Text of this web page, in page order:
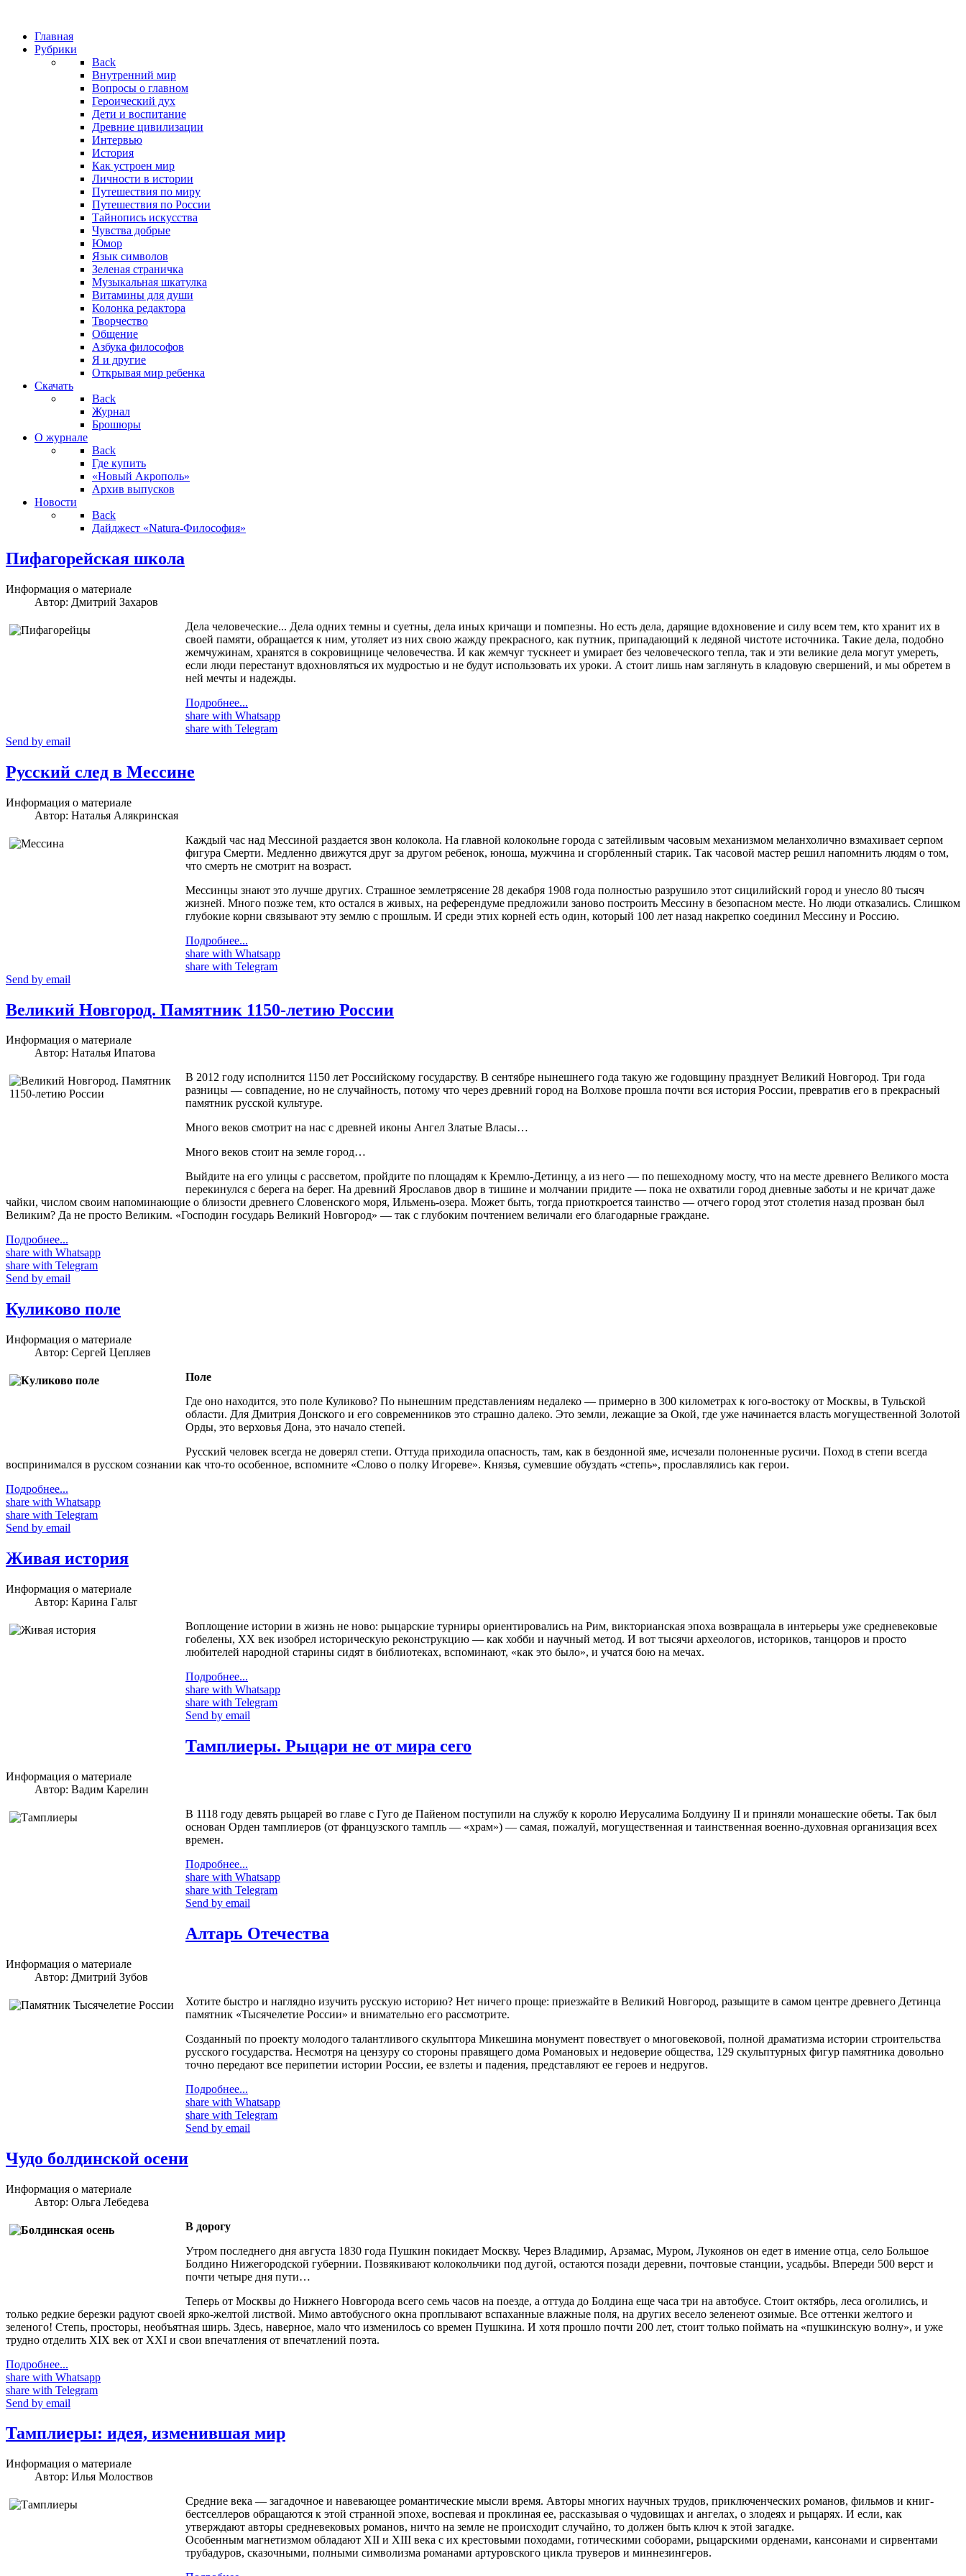
Главная
Рубрики
Back
Внутренний мир
Вопросы о главном
Героический дух
Дети и воспитание
Древние цивилизации
Интервью
История
Как устроен мир
Личности в истории
Путешествия по миру
Путешествия по России
Тайнопись искусства
Чувства добрые
Юмор
Язык символов
Зеленая страничка
Музыкальная шкатулка
Витамины для души
Колонка редактора
Творчество
Общение
Азбука философов
Я и другие
Открывая мир ребенка
Скачать
Back
Журнал
Брошюры
О журнале
Back
Где купить
«Новый Акрополь»
Архив выпусков
Новости
Back
Дайджест «Natura-Философия»
Пифагорейская школа
Информация о материале
Автор: Дмитрий Захаров
Дела человеческие... Дела одних темны и суетны, дела иных кричащи и помпезны. Но есть дела, дарящие вдохновение и силу всем тем, кто хранит их в
своей памяти, обращается к ним, утоляет из них свою жажду прекрасного, как путник, припадающий к ледяной чистоте источника. Такие дела, подобно
жемчужинам, хранятся в сокровищнице человечества. И как жемчуг тускнеет и умирает без человеческого тепла, так и эти великие дела могут умереть,
если люди перестанут вдохновляться их мудростью и не будут использовать их уроки. А стоит лишь нам заглянуть в кладовую свершений, и мы обретем в
ней мечты и надежды.
Подробнее...
share with Whatsapp
share with Telegram
Send by email
Русский след в Мессине
Информация о материале
Автор: Наталья Алякринская
Каждый час над Мессиной раздается звон колокола. На главной колокольне города с затейливым часовым механизмом меланхолично взмахивает серпом
фигура Смерти. Медленно движутся друг за другом ребенок, юноша, мужчина и сгорбленный старик. Так часовой мастер решил напомнить людям о том,
что смерть не смотрит на возраст.
Мессинцы знают это лучше других. Страшное землетрясение 28 декабря 1908 года полностью разрушило этот сицилийский город и унесло 80 тысяч
жизней. Много позже тем, кто остался в живых, на референдуме предложили заново построить Мессину в безопасном месте. Но люди отказались. Слишком
глубокие корни связывают эту землю с прошлым. И среди этих корней есть один, который 100 лет назад накрепко соединил Мессину и Россию.
Подробнее...
share with Whatsapp
share with Telegram
Send by email
Великий Новгород. Памятник 1150-летию России
Информация о материале
Автор: Наталья Ипатова
В 2012 году исполнится 1150 лет Российскому государству. В сентябре нынешнего года такую же годовщину празднует Великий Новгород. Три года
разницы — совпадение, но не случайность, потому что через древний город на Волхове прошла почти вся история России, превратив его в прекрасный
памятник русской культуре.
Много веков смотрит на нас с древней иконы Ангел Златые Власы…
Много веков стоит на земле город…
Выйдите на его улицы с рассветом, пройдите по площадям к Кремлю-Детинцу, а из него — по пешеходному мосту, что на месте древнего Великого моста
перекинулся с берега на берег. На древний Ярославов двор в тишине и молчании придите — пока не охватили город дневные заботы и не кричат даже
чайки, числом своим напоминающие о близости древнего Словенского моря, Ильмень-озера. Может быть, тогда приоткроется таинство — отчего город этот столетия назад прозван был
Великим? Да не просто Великим. «Господин государь Великий Новгород» — так с глубоким почтением величали его благодарные граждане.
Подробнее...
share with Whatsapp
share with Telegram
Send by email
Куликово поле
Информация о материале
Автор: Сергей Цепляев
Поле
Где оно находится, это поле Куликово? По нынешним представлениям недалеко — примерно в 300 километрах к юго-востоку от Москвы, в Тульской
области. Для Дмитрия Донского и его современников это страшно далеко. Это земли, лежащие за Окой, где уже начинается власть могущественной Золотой
Орды, это верховья Дона, это начало степей.
Русский человек всегда не доверял степи. Оттуда приходила опасность, там, как в бездонной яме, исчезали полоненные русичи. Поход в степи всегда
воспринимался в русском сознании как что-то особенное, вспомните «Слово о полку Игореве». Князья, сумевшие обуздать «степь», прославлялись как герои.
Подробнее...
share with Whatsapp
share with Telegram
Send by email
Живая история
Информация о материале
Автор: Карина Гальт
Воплощение истории в жизнь не ново: рыцарские турниры ориентировались на Рим, викторианская эпоха возвращала в интерьеры уже средневековые
гобелены, XX век изобрел историческую реконструкцию — как хобби и научный метод. И вот тысячи археологов, историков, танцоров и просто
любителей народной старины сидят в библиотеках, вспоминают, «как это было», и учатся бою на мечах.
Подробнее...
share with Whatsapp
share with Telegram
Send by email
Тамплиеры. Рыцари не от мира сего
Информация о материале
Автор: Вадим Карелин
В 1118 году девять рыцарей во главе с Гуго де Пайеном поступили на службу к королю Иерусалима Болдуину II и приняли монашеские обеты. Так был
основан Орден тамплиеров (от французского тампль — «храм») — самая, пожалуй, могущественная и таинственная военно-духовная организация всех
времен.
Подробнее...
share with Whatsapp
share with Telegram
Send by email
Алтарь Отечества
Информация о материале
Автор: Дмитрий Зубов
Хотите быстро и наглядно изучить русскую историю? Нет ничего проще: приезжайте в Великий Новгород, разыщите в самом центре древнего Детинца
памятник «Тысячелетие России» и внимательно его рассмотрите.
Созданный по проекту молодого талантливого скульптора Микешина монумент повествует о многовековой, полной драматизма истории строительства
русского государства. Несмотря на цензуру со стороны правящего дома Романовых и недоверие общества, 129 скульптурных фигур памятника довольно
точно передают все перипетии истории России, ее взлеты и падения, представляют ее героев и недругов.
Подробнее...
share with Whatsapp
share with Telegram
Send by email
Чудо болдинской осени
Информация о материале
Автор: Ольга Лебедева
В дорогу
Утром последнего дня августа 1830 года Пушкин покидает Москву. Через Владимир, Арзамас, Муром, Лукоянов он едет в имение отца, село Большое
Болдино Нижегородской губернии. Позвякивают колокольчики под дугой, остаются позади деревни, почтовые станции, усадьбы. Впереди 500 верст и
почти четыре дня пути…
Теперь от Москвы до Нижнего Новгорода всего семь часов на поезде, а оттуда до Болдина еще часа три на автобусе. Стоит октябрь, леса оголились, и
только редкие березки радуют своей ярко-желтой листвой. Мимо автобусного окна проплывают вспаханные влажные поля, на других весело зеленеют озимые. Все оттенки желтого и
зеленого! Степь, просторы, необъятная ширь. Здесь, наверное, мало что изменилось со времен Пушкина. И хотя прошло почти 200 лет, стоит только поймать на «пушкинскую волну», и уже
трудно отделить XIX век от XXI и свои впечатления от впечатлений поэта.
Подробнее...
share with Whatsapp
share with Telegram
Send by email
Тамплиеры: идея, изменившая мир
Информация о материале
Автор: Илья Молоствов
Средние века — загадочное и навевающее романтические мысли время. Авторы многих научных трудов, приключенческих романов, фильмов и книг-
бестселлеров обращаются к этой странной эпохе, воспевая и проклиная ее, рассказывая о чудовищах и ангелах, о злодеях и рыцарях. И если, как
утверждают авторы средневековых романов, ничто на земле не происходит случайно, то должен быть ключ к этой загадке.
Особенным магнетизмом обладают XII и XIII века с их крестовыми походами, готическими соборами, рыцарскими орденами, кансонами и сирвентами
трубадуров, сказочными, полными символизма романами артуровского цикла труверов и миннезингеров.